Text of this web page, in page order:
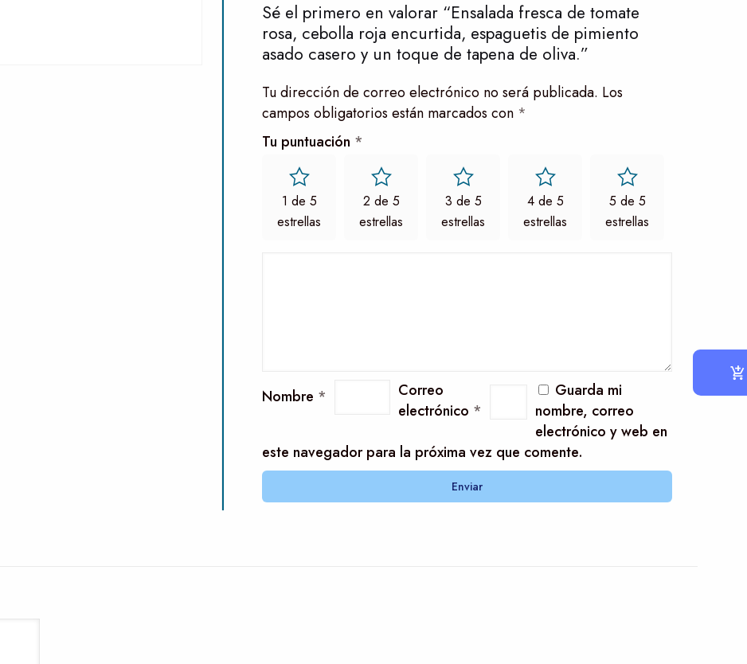
Sé el primero en valorar “Ensalada fresca de tomate
rosa, cebolla roja encurtida, espaguetis de pimiento
asado casero y un toque de tapena de oliva.”
Tu dirección de correo electrónico no será publicada. Los
campos obligatorios están marcados con *
Tu puntuación *
1 de 5
estrellas
2 de 5
estrellas
3 de 5
estrellas
4 de 5
estrellas
5 de 5
estrellas
Nombre *
Correo
electrónico *
Guarda mi
nombre, correo
electrónico y web en
este navegador para la próxima vez que comente.